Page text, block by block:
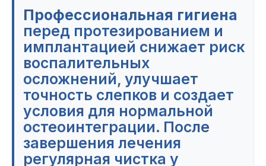
Профессиональная гигиена
перед протезированием и
имплантацией снижает риск
воспалительных
осложнений, улучшает
точность слепков и создает
условия для нормальной
остеоинтеграции. После
завершения лечения
регулярная чистка у